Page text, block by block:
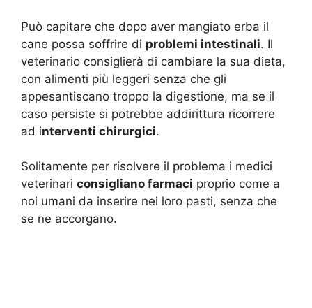
Può capitare che dopo aver mangiato erba il
cane possa soffrire di problemi intestinali. Il
veterinario consiglierà di cambiare la sua dieta,
con alimenti più leggeri senza che gli
appesantiscano troppo la digestione, ma se il
caso persiste si potrebbe addirittura ricorrere
ad interventi chirurgici.
Solitamente per risolvere il problema i medici
veterinari consigliano farmaci proprio come a
noi umani da inserire nei loro pasti, senza che
se ne accorgano.